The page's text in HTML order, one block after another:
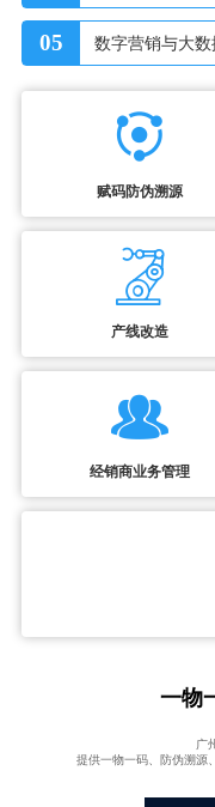
05 数字营销与大
赋码防伪溯源
产线改造
经销商业务管理
一物
广
提供一物一码、防伪溯源